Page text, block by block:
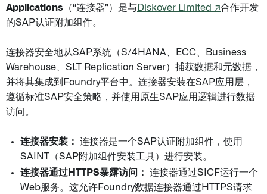
Applications （“连接器”）是与Diskover Limited ↗合作开发
的SAP认证附加组件。
连接器安全地从SAP系统（S/4HANA、ECC、Business
Warehouse、SLT Replication Server）捕获数据和元数据，
并将其集成到Foundry平台中。连接器安装在SAP应用层，
遵循标准SAP安全策略，并使用原生SAP应用逻辑进行数据
访问。
连接器安装：
连接器是一个SAP认证附加组件，使用
SAINT（SAP附加组件安装工具）进行安装。
连接器通过HTTPS暴露访问：
连接器通过SICF运行一个
Web服务。这允许Foundry数据连接器通过HTTPS请求